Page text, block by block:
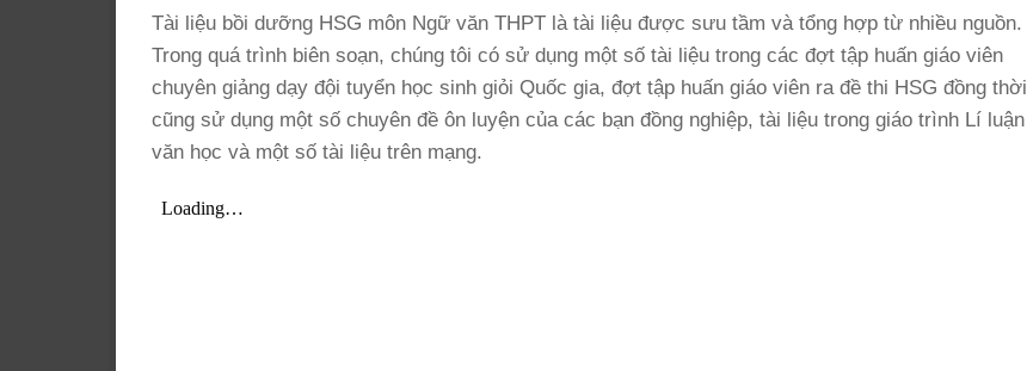
Tài liệu bồi dưỡng HSG môn Ngữ văn THPT là tài liệu được sưu tầm và tổng hợp từ nhiều nguồn.
Trong quá trình biên soạn, chúng tôi có sử dụng một số tài liệu trong các đợt tập huấn giáo viên
chuyên giảng dạy đội tuyển học sinh giỏi Quốc gia, đợt tập huấn giáo viên ra đề thi HSG đồng thời
cũng sử dụng một số chuyên đề ôn luyện của các bạn đồng nghiệp, tài liệu trong giáo trình Lí luận
văn học và một số tài liệu trên mạng.